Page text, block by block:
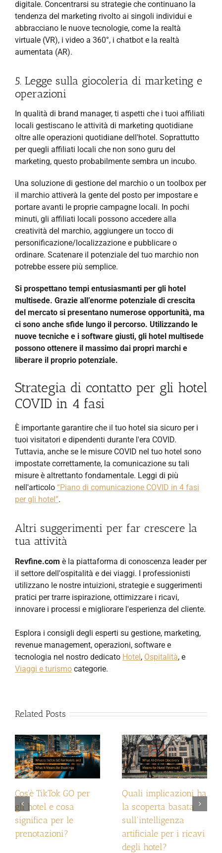
digitale. Concentrarsi su strategie che continuano la
tendenza del marketing rivolto ai singoli individui e
abbracciano le nuove tecnologie, come la realtà
virtuale (VR), i video a 360°, i chatbot e la realtà
aumentata (AR).
5. Legge sulla giocoleria di marketing e
operazioni
In qualità di brand manager, ti aspetti che i tuoi affiliati
locali gestiscano le attività di marketing quotidiane
oltre alle operazioni quotidiane dell'hotel. Soprattutto
per quegli affiliati locali che non sono guru del
marketing, questo probabilmente sembra un incubo.
Una soluzione di gestione del marchio o un toolbox per
il marchio attiverà la gente del posto per impostare e
portare avanti le proprie campagne locali. In pochi
minuti, gli affiliati locali possono accedere alla
creatività del marchio, aggiungere un tocco di
personificazione/localizzazione e pubblicare o
ordinare. Scatenare il potenziale del tuo marchio non
potrebbe essere più semplice.
Si prospettano tempi entusiasmanti per gli hotel
multisede. Grazie all’enorme potenziale di crescita
del mercato si presentano numerose opportunità, ma
ci sono anche sfide lungo il percorso. Utilizzando le
nuove tecniche e i software giusti, gli hotel multisede
possono ottenere il massimo dai propri marchi e
liberare il proprio potenziale.
Strategia di contatto per gli hotel
COVID in 4 fasi
È importante garantire che il tuo hotel sia sicuro per i
tuoi visitatori e dipendenti durante l'era COVID.
Tuttavia, anche se le misure COVID nel tuo hotel sono
impostate correttamente, la comunicazione su tali
misure è altrettanto fondamentale. Leggi di più
nell'articolo “Piano di comunicazione COVID in 4 fasi
per gli hotel”.
Altri suggerimenti per far crescere la
tua attività
Revfine.com è la piattaforma di conoscenza leader per
il settore dell'ospitalità e dei viaggi. I professionisti
utilizzano le nostre intuizioni, strategie e suggerimenti
pratici per trarre ispirazione, ottimizzare i ricavi,
innovare i processi e migliorare l'esperienza del cliente.
Esplora i consigli degli esperti su gestione, marketing,
revenue management, operazioni, software e
tecnologia nel nostro dedicato Hotel, Ospitalità, e
Viaggi e turismo categorie.
Related Posts
Cos'è TikTok GO per
gli hotel e cosa
significa per le
prenotazioni?
Quali implicazioni ha
la scoperta basata
sull'intelligenza
artificiale per i ricavi
degli hotel?